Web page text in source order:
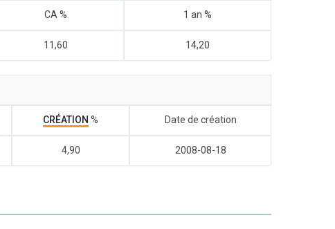
CA % 1 an %
11,60 14,20
CRÉATION % Date de création
4,90 2008-08-18